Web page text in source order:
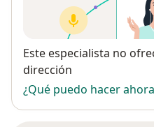
Disponibilidad
Este especialista no
dirección
¿Qué puedo hacer